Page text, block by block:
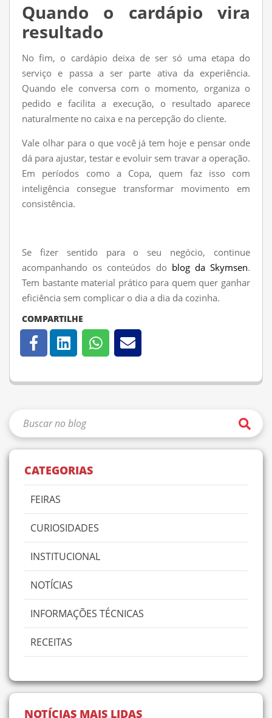
Quando o cardápio vira
resultado
No fim, o cardápio deixa de ser só uma etapa do
serviço e passa a ser parte ativa da experiência.
Quando ele conversa com o momento, organiza o
pedido e facilita a execução, o resultado aparece
naturalmente no caixa e na percepção do cliente.
Vale olhar para o que você já tem hoje e pensar onde
dá para ajustar, testar e evoluir sem travar a operação.
Em períodos como a Copa, quem faz isso com
inteligência consegue transformar movimento em
consistência.
Se fizer sentido para o seu negócio, continue
acompanhando os conteúdos do blog da Skymsen.
Tem bastante material prático para quem quer ganhar
eficiência sem complicar o dia a dia da cozinha.
COMPARTILHE
CATEGORIAS
FEIRAS
CURIOSIDADES
INSTITUCIONAL
NOTÍCIAS
INFORMAÇÕES TÉCNICAS
RECEITAS
NOTÍCIAS MAIS LIDAS